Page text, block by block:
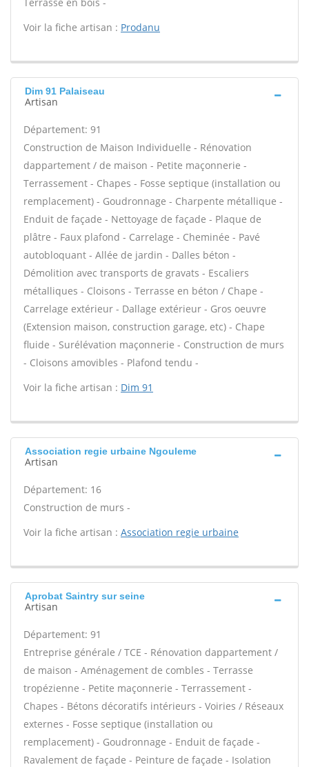
Voir la fiche artisan : Prodanu
Dim 91 Palaiseau
Artisan
Département: 91
Construction de Maison Individuelle - Rénovation
dappartement / de maison - Petite maçonnerie -
Terrassement - Chapes - Fosse septique (installation ou
remplacement) - Goudronnage - Charpente métallique -
Enduit de façade - Nettoyage de façade - Plaque de
plâtre - Faux plafond - Carrelage - Cheminée - Pavé
autobloquant - Allée de jardin - Dalles béton -
Démolition avec transports de gravats - Escaliers
métalliques - Cloisons - Terrasse en béton / Chape -
Carrelage extérieur - Dallage extérieur - Gros oeuvre
(Extension maison, construction garage, etc) - Chape
fluide - Surélévation maçonnerie - Construction de murs
- Cloisons amovibles - Plafond tendu -
Voir la fiche artisan : Dim 91
Association regie urbaine Ngouleme
Artisan
Département: 16
Construction de murs -
Voir la fiche artisan : Association regie urbaine
Aprobat Saintry sur seine
Artisan
Département: 91
Entreprise générale / TCE - Rénovation dappartement /
de maison - Aménagement de combles - Terrasse
tropézienne - Petite maçonnerie - Terrassement -
Chapes - Bétons décoratifs intérieurs - Voiries / Réseaux
externes - Fosse septique (installation ou
remplacement) - Goudronnage - Enduit de façade -
Ravalement de façade - Peinture de façade - Isolation